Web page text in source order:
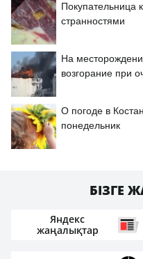
Покупательница
странностями
На
возгорание при
О погоде в
понедельник
БІЗГЕ
Яндекс
жаңалықтар